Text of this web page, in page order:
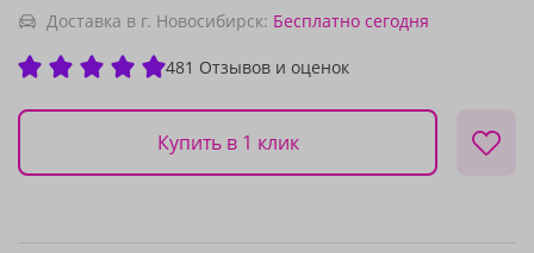
Доставка в г. Новосибирск: Бесплатно сегодня
481 Отзывов и оценок
Купить в 1 клик